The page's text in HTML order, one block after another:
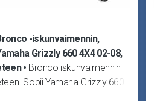
-iskunvaimennin,
Grizzly 660 4X4 02-08,
Bronco iskunvaimennin
Sopii Yamaha Grizzly 660